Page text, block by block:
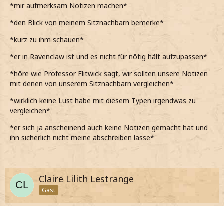
*mir aufmerksam Notizen machen*
*den Blick von meinem Sitznachbarn bemerke*
*kurz zu ihm schauen*
*er in Ravenclaw ist und es nicht für nötig hält aufzupassen*
*höre wie Professor Flitwick sagt, wir sollten unsere Notizen
mit denen von unserem Sitznachbarn vergleichen*
*wirklich keine Lust habe mit diesem Typen irgendwas zu
vergleichen*
*er sich ja anscheinend auch keine Notizen gemacht hat und
ihn sicherlich nicht meine abschreiben lasse*
Claire Lilith Lestrange
Gast